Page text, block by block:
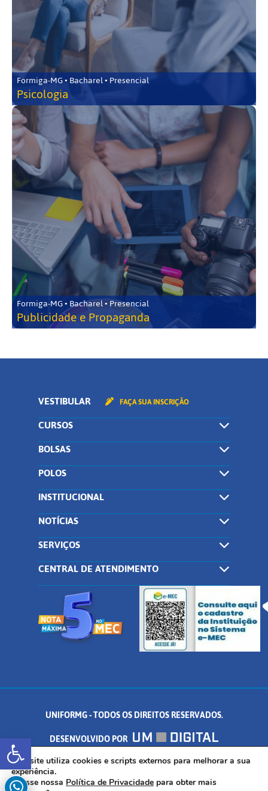
Abrir a barra de ferramentas
Formiga-MG • Bacharel • Presencial
Psicologia
Formiga-MG • Bacharel • Presencial
Publicidade e Propaganda
VESTIBULAR FAÇA SUA INSCRIÇÃO
CURSOS
BOLSAS
POLOS
INSTITUCIONAL
NOTÍCIAS
SERVIÇOS
CENTRAL DE ATENDIMENTO
UNIFORMG - TODOS OS DIREITOS RESERVADOS.
DESENVOLVIDO POR
AV. DR. ARNALDO DE SENNA, 328 - PALMEIRAS, FORMIGA/MG - CEP:
35.574.530
Este site utiliza cookies e scripts externos para melhorar a sua
experiência.
Acesse nossa Política de Privacidade para obter mais